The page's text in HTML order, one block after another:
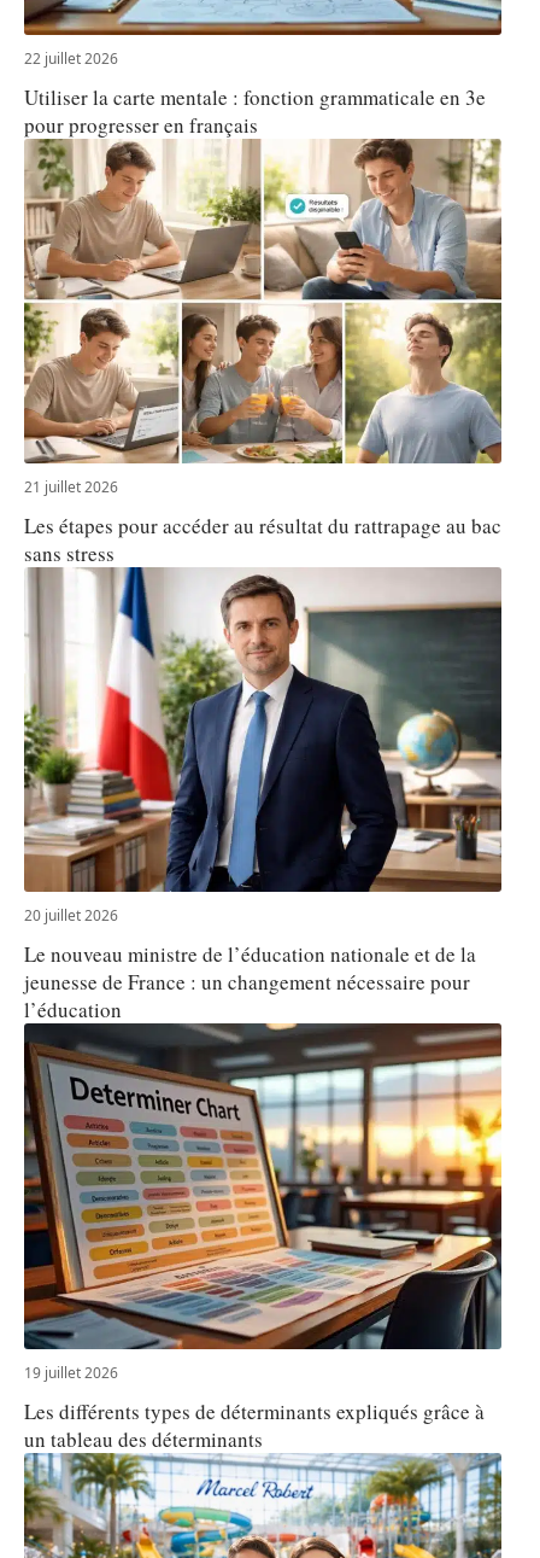
22 juillet 2026
Utiliser la carte mentale : fonction grammaticale en 3e
pour progresser en français
21 juillet 2026
Les étapes pour accéder au résultat du rattrapage au bac
sans stress
20 juillet 2026
Le nouveau ministre de l’éducation nationale et de la
jeunesse de France : un changement nécessaire pour
l’éducation
19 juillet 2026
Les différents types de déterminants expliqués grâce à
un tableau des déterminants